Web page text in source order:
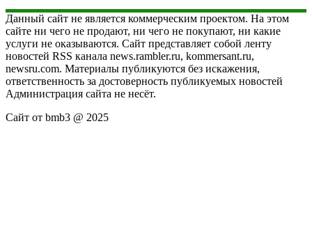
Данный сайт не является коммерческим проектом. На этом
сайте ни чего не продают, ни чего не покупают, ни какие
услуги не оказываются. Сайт представляет собой ленту
новостей RSS канала news.rambler.ru, kommersant.ru,
newsru.com. Материалы публикуются без искажения,
ответственность за достоверность публикуемых новостей
Администрация сайта не несёт.
Сайт от bmb3 @ 2025